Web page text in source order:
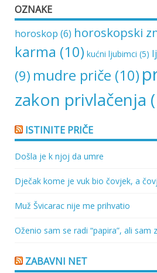
OZNAKE
horoskop (6) horoskopski
karma (10) kućni ljubimci (5)
(9) mudre priče (10)
zakon privlačenja
ISTINITE PRIČE
Došla je k njoj da umre
Dječak kome je vuk bio čovjek, a
Muž Švicarac nije me prihvatio
Oženio sam se radi “papira”, ali sam
ZABAVNI NET